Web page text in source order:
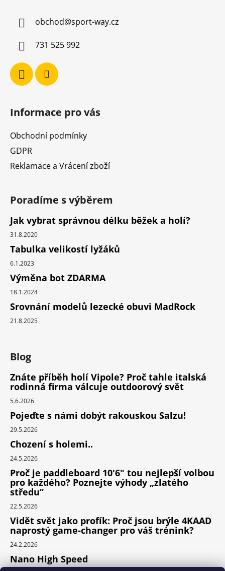
obchod@sport-way.cz
731 525 992
Informace pro vás
Obchodní podmínky
GDPR
Reklamace a Vrácení zboží
Poradíme s výběrem
Jak vybrat správnou délku běžek a holí?
31.8.2020
Tabulka velikostí lyžáků
6.1.2023
Výměna bot ZDARMA
18.1.2024
Srovnání modelů lezecké obuvi MadRock
21.8.2025
Blog
Znáte příběh holí Vipole? Proč tahle italská
rodinná firma válcuje outdoorový svět
5.6.2026
Pojeďte s námi dobýt rakouskou Salzu!
29.5.2026
Chození s holemi..
24.5.2026
Proč je paddleboard 10'6" tou nejlepší volbou
pro každého? Poznejte výhody „zlatého
středu“
22.5.2026
Vidět svět jako profík: Proč jsou brýle 4KAAD
naprostý game-changer pro váš trénink?
24.2.2026
Nano High Speed